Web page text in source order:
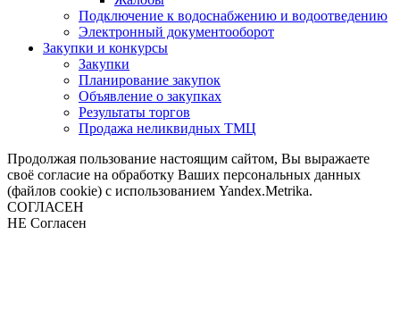
Подключение к водоснабжению и водоотведению
Электронный документооборот
Закупки и конкурсы
Закупки
Планирование закупок
Объявление о закупках
Результаты торгов
Продажа неликвидных ТМЦ
Продолжая пользование настоящим сайтом, Вы выражаете
своё согласие на обработку Ваших персональных данных
(файлов cookie) с использованием Yandex.Metrika.
СОГЛАСЕН
НЕ Согласен